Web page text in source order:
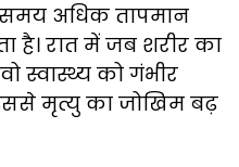
समय अधिक तापमान
रात में जब शरीर का
स्वास्थ्य को गंभीर
मृत्यु का जोखिम बढ़